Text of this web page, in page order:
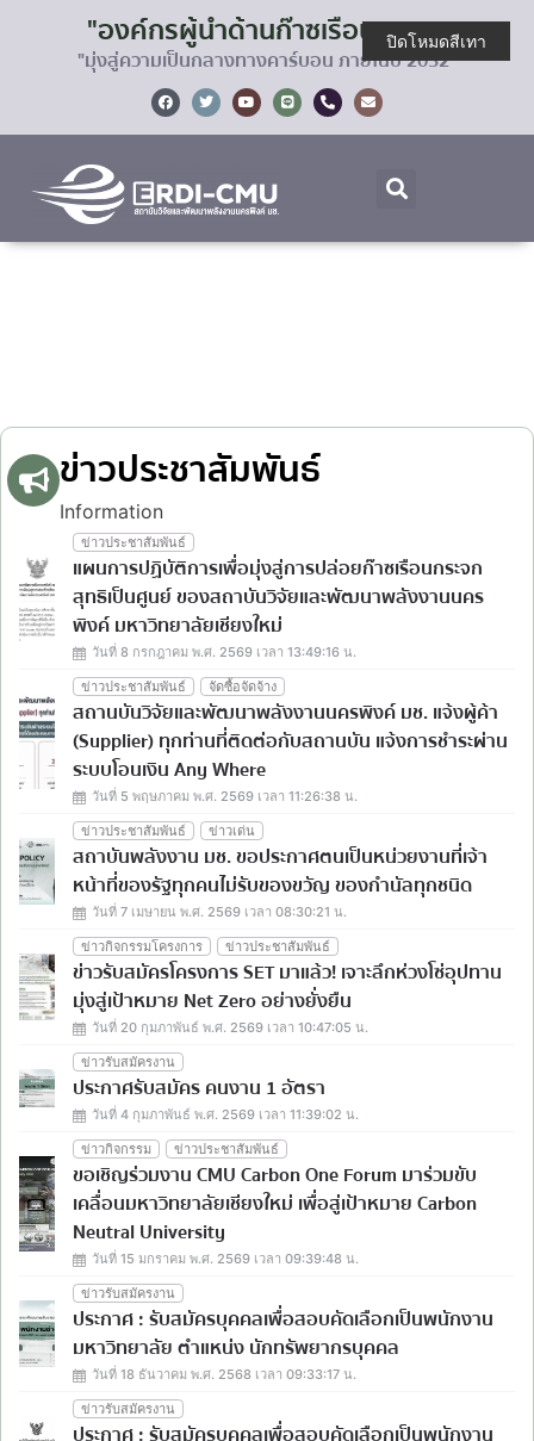
"องค์กรผู้นำด้านก๊าซเรือนกระจก
"มุ่งสู่ความเป็นกลางทางคาร์บอน ภายในปี 2032"
ข่าวประชาสัมพันธ์
Information
ข่าวประชาสัมพันธ์
แผนการปฏิบัติการเพื่อมุ่งสู่การปล่อยก๊าซเรือนกระจก
สุทธิเป็นศูนย์ ของสถาบันวิจัยและพัฒนาพลังงานนคร
พิงค์ มหาวิทยาลัยเชียงใหม่
วันที่ 8 กรกฎาคม พ.ศ. 2569 เวลา 13:49:16 น.
ข่าวประชาสัมพันธ์ จัดซื้อจัดจ้าง
สถานบันวิจัยและพัฒนาพลังงานนครพิงค์ มช. แจ้งผู้ค้า
(Supplier) ทุกท่านที่ติดต่อกับสถานบัน แจ้งการชำระผ่าน
ระบบโอนเงิน Any Where
วันที่ 5 พฤษภาคม พ.ศ. 2569 เวลา 11:26:38 น.
ข่าวประชาสัมพันธ์ ข่าวเด่น
สถาบันพลังงาน มช. ขอประกาศตนเป็นหน่วยงานที่เจ้า
หน้าที่ของรัฐทุกคนไม่รับของขวัญ ของกำนัลทุกชนิด
วันที่ 7 เมษายน พ.ศ. 2569 เวลา 08:30:21 น.
ข่าวกิจกรรมโครงการ ข่าวประชาสัมพันธ์
ข่าวรับสมัครโครงการ SET มาแล้ว! เจาะลึกห่วงโซ่อุปทาน
มุ่งสู่เป้าหมาย Net Zero อย่างยั่งยืน
วันที่ 20 กุมภาพันธ์ พ.ศ. 2569 เวลา 10:47:05 น.
ข่าวรับสมัครงาน
ประกาศรับสมัคร คนงาน 1 อัตรา
วันที่ 4 กุมภาพันธ์ พ.ศ. 2569 เวลา 11:39:02 น.
ข่าวกิจกรรม ข่าวประชาสัมพันธ์
ขอเชิญร่วมงาน CMU Carbon One Forum มาร่วมขับ
เคลื่อนมหาวิทยาลัยเชียงใหม่ เพื่อสู่เป้าหมาย Carbon
Neutral University
วันที่ 15 มกราคม พ.ศ. 2569 เวลา 09:39:48 น.
ข่าวรับสมัครงาน
ประกาศ : รับสมัครบุคคลเพื่อสอบคัดเลือกเป็นพนักงาน
มหาวิทยาลัย ตำแหน่ง นักทรัพยากรบุคคล
วันที่ 18 ธันวาคม พ.ศ. 2568 เวลา 09:33:17 น.
ข่าวรับสมัครงาน
ปิดโหมดสีเทา